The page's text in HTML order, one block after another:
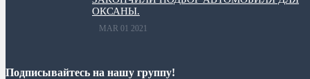
ОКСАНЫ.
MAR 01 2021
Подписывайтесь на нашу группу!